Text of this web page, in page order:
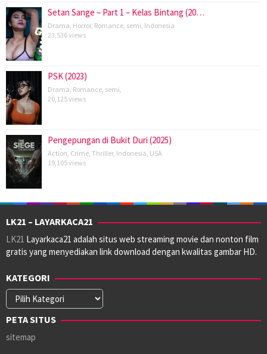
Setan Sange – Part 1 – Kelas Bintang (20…
Drama Horror, Romance semi Indonesia
23,536 views
PSK (2023)
Drama Romance semi
20,125 views
Pengepungan di Bukit Duri (2025)
Action Crime Thriller, Indonesia USA
19,105 views
LK21 – LAYARKACA21
LK21 Layarkaca21 adalah situs web streaming movie dan nonton film
gratis yang menyediakan link download dengan kwalitas gambar HD.
KATEGORI
Kategori
PETA SITUS
sitemap